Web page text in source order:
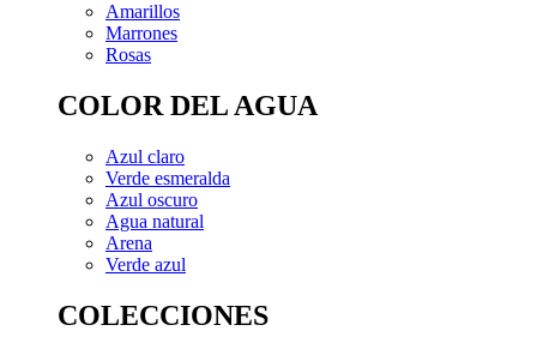
Amarillos
Marrones
Rosas
COLOR DEL AGUA
Azul claro
Verde esmeralda
Azul oscuro
Agua natural
Arena
Verde azul
COLECCIONES